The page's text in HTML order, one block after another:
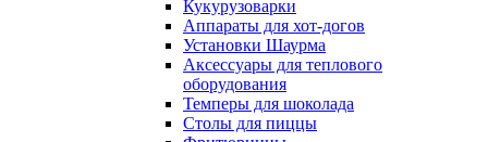
Кукурузоварки
Аппараты для хот-догов
Установки Шаурма
Аксессуары для теплового
оборудования
Темперы для шоколада
Столы для пиццы